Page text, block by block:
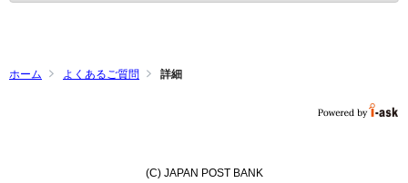
ホーム よくあるご質問 詳細
(C) JAPAN POST BANK